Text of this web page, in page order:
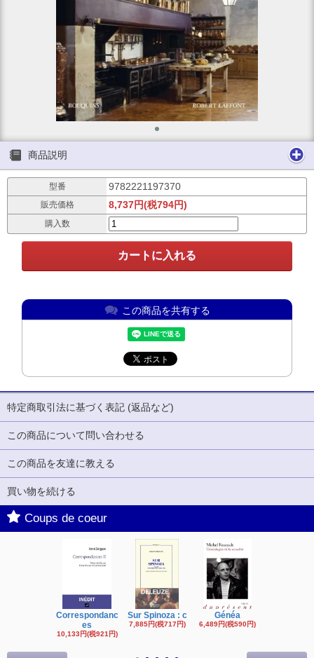
商品説明
型番 9782221197370
販売価格 8,737円(税794円)
購入数
この商品を共有する
特定商取引法に基づく表記 (返品など)
この商品について問い合わせる
この商品を友達に教える
買い物を続ける
Coups de coeur
Correspondanc
es
10,133円(税921円)
Sur Spinoza : c
7,885円(税717円)
Généa
6,489円(税590円)